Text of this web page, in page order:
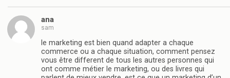
ana
sam
le marketing est bien quand adapter a chaque
commerce ou a chaque situation, comment pensez
vous être different de tous les autres personnes qui
ont comme métier le marketing, ou des livres qui